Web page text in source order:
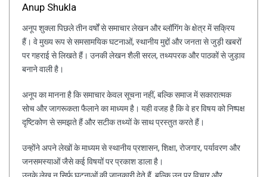
Anup Shukla
अनूप शुक्ला पिछले तीन वर्षों से समाचार लेखन और ब्लॉगिंग के क्षेत्र में सक्रिय
हैं। वे मुख्य रूप से समसामयिक घटनाओं, स्थानीय मुद्दों और जनता से जुड़ी खबरों
पर गहराई से लिखते हैं। उनकी लेखन शैली सरल, तथ्यपरक और पाठकों से जुड़ाव
बनाने वाली है।
अनूप का मानना है कि समाचार केवल सूचना नहीं, बल्कि समाज में सकारात्मक
सोच और जागरूकता फैलाने का माध्यम है। यही वजह है कि वे हर विषय को निष्पक्ष
दृष्टिकोण से समझते हैं और सटीक तथ्यों के साथ प्रस्तुत करते हैं।
उन्होंने अपने लेखों के माध्यम से स्थानीय प्रशासन, शिक्षा, रोजगार, पर्यावरण और
जनसमस्याओं जैसे कई विषयों पर प्रकाश डाला है।
उनके लेख न सिर्फ घटनाओं की जानकारी देते हैं, बल्कि उन पर विचार और